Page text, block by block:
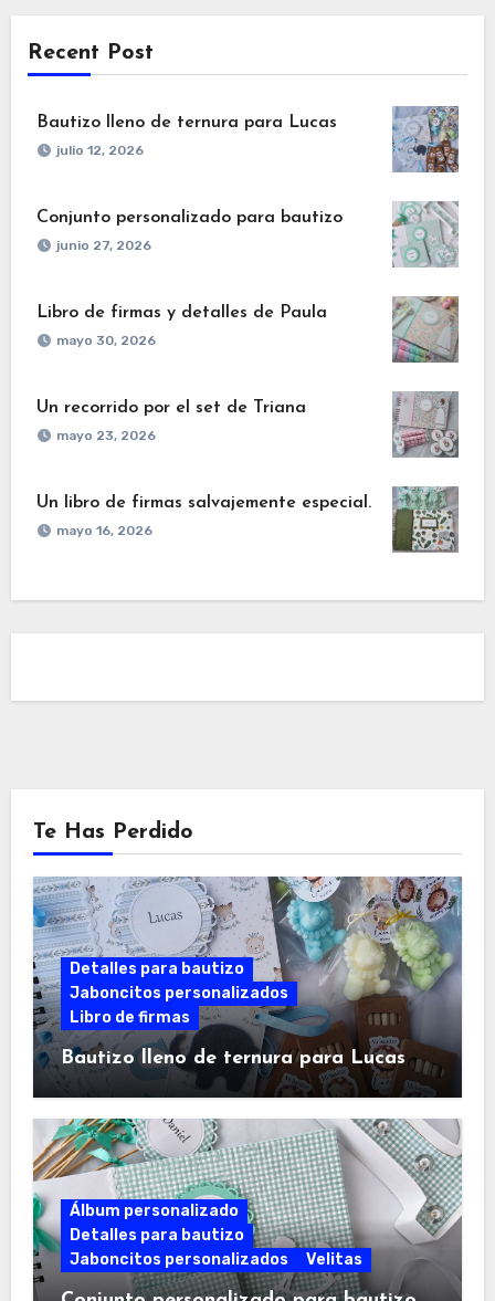
Recent Post
Bautizo lleno de ternura para Lucas
julio 12, 2026
Conjunto personalizado para bautizo
junio 27, 2026
Libro de firmas y detalles de Paula
mayo 30, 2026
Un recorrido por el set de Triana
mayo 23, 2026
Un libro de firmas salvajemente especial.
mayo 16, 2026
Te Has Perdido
Detalles para bautizo
Jaboncitos personalizados
Libro de firmas
Bautizo lleno de ternura para Lucas
Álbum personalizado
Detalles para bautizo
Jaboncitos personalizados
Velitas